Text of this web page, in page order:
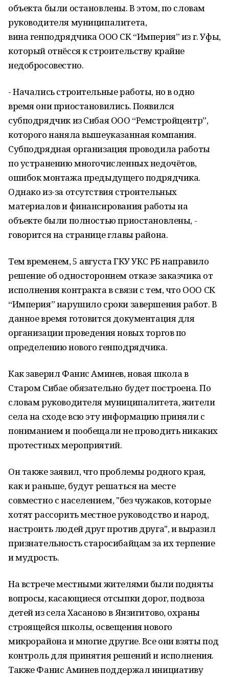
объекта были остановлены. В этом, по словам
руководителя муниципалитета,
вина генподрядчика ООО СК “Империя” из г. Уфы,
который отнёсся к строительству крайне
недобросовестно.
- Начались строительные работы, но в одно
время они приостановились. Появился
субподрядчик из Сибая ООО “Ремстройцентр”,
которого наняла вышеуказанная компания.
Субподрядная организация проводила работы
по устранению многочисленных недочётов,
ошибок монтажа предыдущего подрядчика.
Однако из-за отсутствия строительных
материалов и финансирования работы на
объекте были полностью приостановлены, -
говорится на странице главы района.
Тем временем, 5 августа ГКУ УКС РБ направило
решение об одностороннем отказе заказчика от
исполнения контракта в связи с тем, что ООО СК
“Империя” нарушило сроки завершения работ. В
данное время готовится документация для
организации проведения новых торгов по
определению нового генподрядчика.
Как заверил Фанис Аминев, новая школа в
Старом Сибае обязательно будет построена. По
словам руководителя муниципалитета, жители
села на сходе всю эту информацию приняли с
пониманием и пообещали не проводить никаких
протестных мероприятий.
Он также заявил, что проблемы родного края,
как и раньше, будут решаться на месте
совместно с населением, "без чужаков, которые
хотят рассорить местное руководство и народ,
настроить людей друг против друга", и выразил
признательность старосибайцам за их терпение
и мудрость.
На встрече местными жителями были подняты
вопросы, касающиеся отсыпки дорог, подвоза
детей из села Хасаново в Янзигитово, охраны
строящейся школы, освещения нового
микрорайона и многие другие. Все они взяты под
контроль для принятия решений и исполнения.
Также Фанис Аминев поддержал инициативу